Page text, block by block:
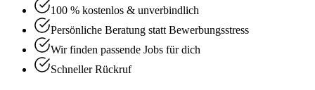
100 % kostenlos & unverbindlich
Persönliche Beratung statt Bewerbungsstress
Wir finden passende Jobs für dich
Schneller Rückruf